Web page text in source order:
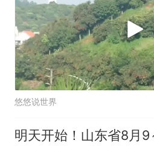
悠悠说世界
明天开始！山东省8月9